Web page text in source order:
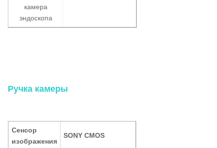
камера
эндоскопа
Ручка камеры
Сенсор
изображения
SONY CMOS